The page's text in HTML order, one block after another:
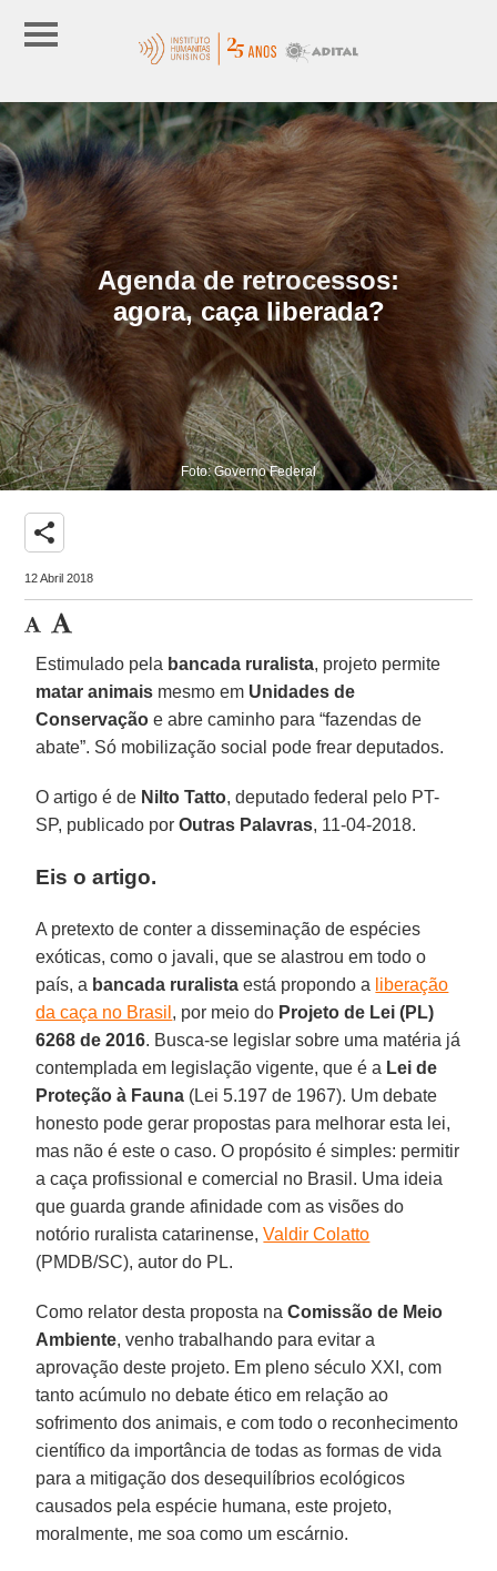
Agenda de retrocessos:
agora, caça liberada?
Foto: Governo Federal
share
12 Abril 2018
Estimulado pela bancada ruralista, projeto permite
matar animais mesmo em Unidades de
Conservação e abre caminho para “fazendas de
abate”. Só mobilização social pode frear deputados.
O artigo é de Nilto Tatto, deputado federal pelo PT-
SP, publicado porOutras Palavras, 11-04-2018.
Eis o artigo.
A pretexto de conter a disseminação de espécies
exóticas, como o javali, que se alastrou em todo o
país, a bancada ruralista está propondo a liberação
da caça no Brasil , por meio do Projeto de Lei (PL)
6268 de 2016. Busca-se legislar sobre uma matéria já
contemplada em legislação vigente, que é a Lei de
Proteção à Fauna (Lei 5.197 de 1967). Um debate
honesto pode gerar propostas para melhorar esta lei,
mas não é este o caso. O propósito é simples: permitir
a caça profissional e comercial no Brasil. Uma ideia
que guarda grande afinidade com as visões do
notório ruralista catarinense,Valdir Colatto
(PMDB/SC), autor do PL.
Como relator desta proposta naComissão de Meio
Ambiente, venho trabalhando para evitar a
aprovação deste projeto. Em pleno século XXI, com
tanto acúmulo no debate ético em relação ao
sofrimento dos animais, e com todo o reconhecimento
científico da importância de todas as formas de vida
para a mitigação dos desequilíbrios ecológicos
causados pela espécie humana, este projeto,
moralmente, me soa como um escárnio.